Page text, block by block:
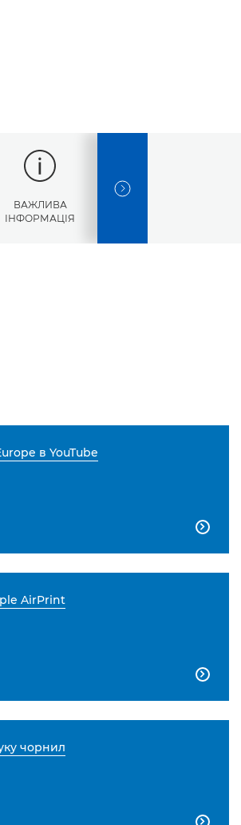
ВАЖЛИВА
ІНФОРМАЦІЯ
NEXT SLIDE
в YouTube

AirPrint

чорнил
